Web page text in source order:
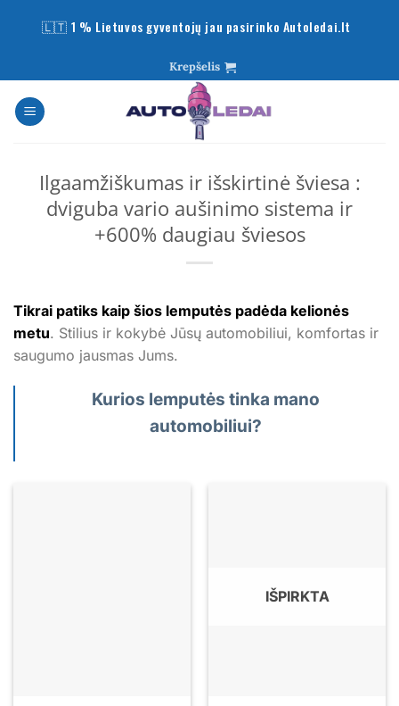
🇱🇹 1 % Lietuvos gyventojų jau pasirinko Autoledai.lt
Krepšelis
Ilgaamžiškumas ir išskirtinė šviesa :
dviguba vario aušinimo sistema ir
+600% daugiau šviesos
Tikrai patiks kaip šios lemputės padėda kelionės
metu. Stilius ir kokybė Jūsų automobiliui, komfortas ir
saugumo jausmas Jums.
Kurios lemputės tinka mano
automobiliui?
IŠPIRKTA